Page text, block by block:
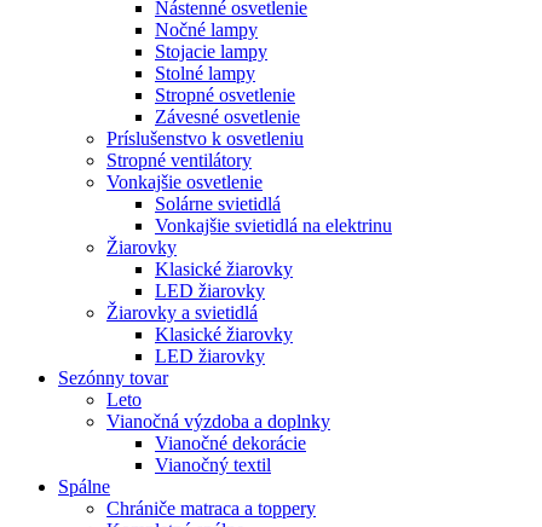
Nástenné osvetlenie
Nočné lampy
Stojacie lampy
Stolné lampy
Stropné osvetlenie
Závesné osvetlenie
Príslušenstvo k osvetleniu
Stropné ventilátory
Vonkajšie osvetlenie
Solárne svietidlá
Vonkajšie svietidlá na elektrinu
Žiarovky
Klasické žiarovky
LED žiarovky
Žiarovky a svietidlá
Klasické žiarovky
LED žiarovky
Sezónny tovar
Leto
Vianočná výzdoba a doplnky
Vianočné dekorácie
Vianočný textil
Spálne
Chrániče matraca a toppery